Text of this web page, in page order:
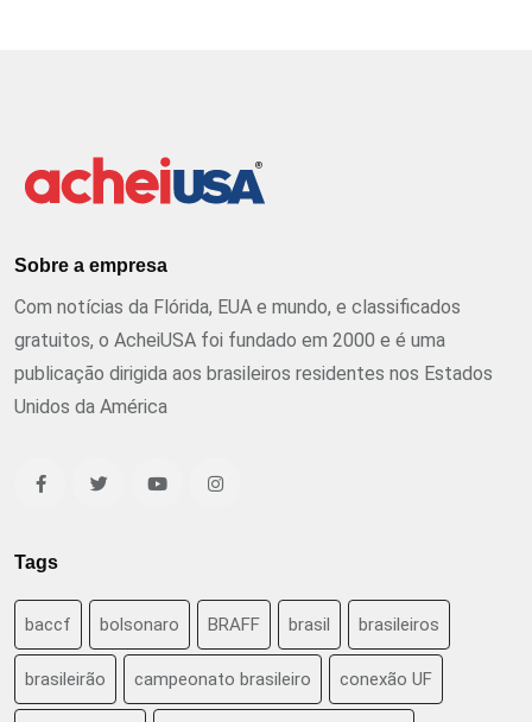
Sobre a empresa
Com notícias da Flórida, EUA e mundo, e classificados
gratuitos, o AcheiUSA foi fundado em 2000 e é uma
publicação dirigida aos brasileiros residentes nos Estados
Unidos da América
Tags
baccf bolsonaro BRAFF brasil brasileiros
brasileirão campeonato brasileiro conexão UF